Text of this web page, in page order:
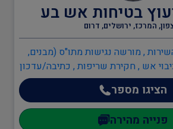
מוסמכים
אש
בטיחות אש בע
המרכז, ירושלים, דרום
, מורשה נגישות מתו"ס (מבנים,
אש , חקירת שריפות , כתיבה/עדכון
תיק מפעל , תכנון מערכי בטיחות
אש , ממונה בטיחות אשהציגו מספר
פנייה מהירה